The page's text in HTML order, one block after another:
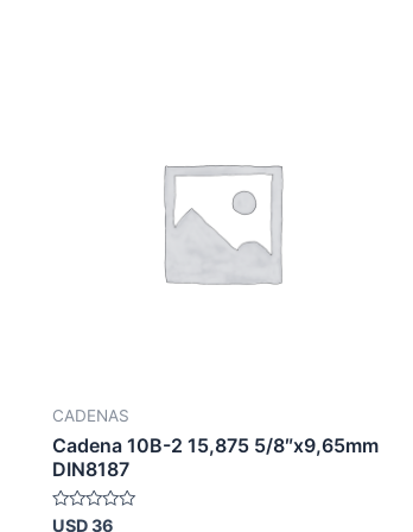
CADENAS
Cadena 10B-2 15,875 5/8″x9,65mm
DIN8187
Valorado
USD36